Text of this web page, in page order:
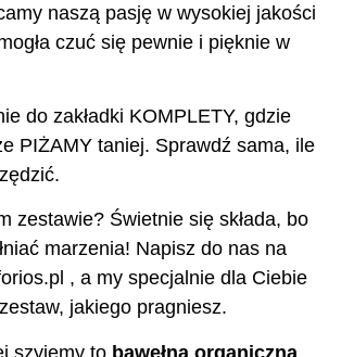
naszą pasję w wysokiej jakości
czuć się pewnie i pięknie w
do zakładki KOMPLETY, gdzie
PIŻAMY taniej. Sprawdź sama, ile
zestawie? Świetnie się składa, bo
marzenia! Napisz do nas na
, a my specjalnie dla Ciebie
jakiego pragniesz.
szyjemy to bawełna organiczna